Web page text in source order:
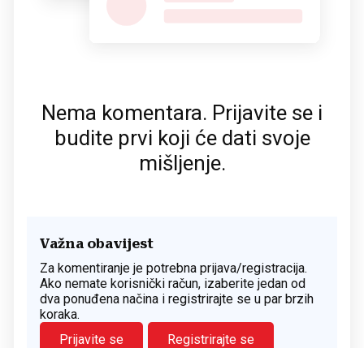
Nema komentara. Prijavite se i
budite prvi koji će dati svoje
mišljenje.
Važna obavijest
Za komentiranje je potrebna prijava/registracija.
Ako nemate korisnički račun, izaberite jedan od
dva ponuđena načina i registrirajte se u par brzih
koraka.
Prijavite se
Registrirajte se